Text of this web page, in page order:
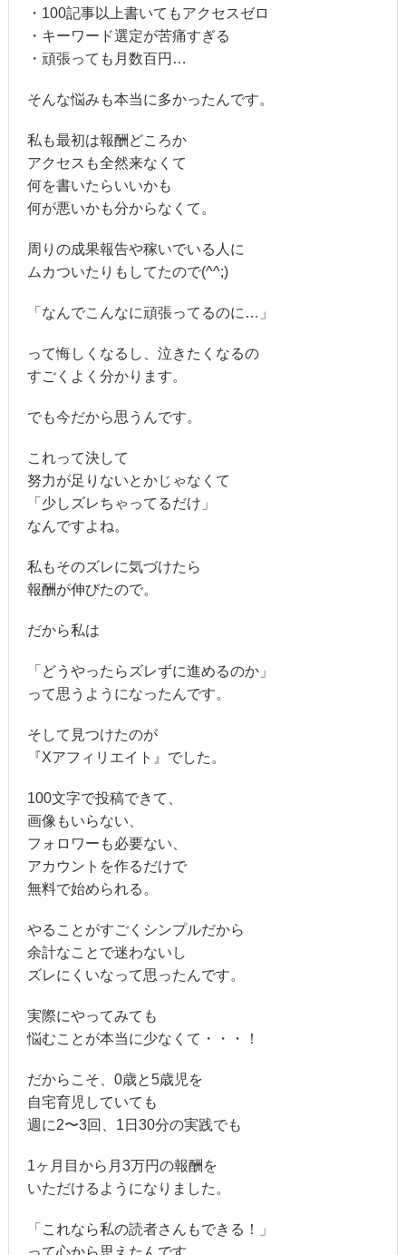
・100記事以上書いてもアクセスゼロ
・キーワード選定が苦痛すぎる
・頑張っても月数百円…
そんな悩みも本当に多かったんです。
私も最初は報酬どころか
アクセスも全然来なくて
何を書いたらいいかも
何が悪いかも分からなくて。
周りの成果報告や稼いでいる人に
ムカついたりもしてたので(^^;)
「なんでこんなに頑張ってるのに…」
って悔しくなるし、泣きたくなるの
すごくよく分かります。
でも今だから思うんです。
これって決して
努力が足りないとかじゃなくて
「少しズレちゃってるだけ」
なんですよね。
私もそのズレに気づけたら
報酬が伸びたので。
だから私は
「どうやったらズレずに進めるのか」
って思うようになったんです。
そして見つけたのが
『Xアフィリエイト』でした。
100文字で投稿できて、
画像もいらない、
フォロワーも必要ない、
アカウントを作るだけで
無料で始められる。
やることがすごくシンプルだから
余計なことで迷わないし
ズレにくいなって思ったんです。
実際にやってみても
悩むことが本当に少なくて・・・！
だからこそ、0歳と5歳児を
自宅育児していても
週に2〜3回、1日30分の実践でも
1ヶ月目から月3万円の報酬を
いただけるようになりました。
「これなら私の読者さんもできる！」